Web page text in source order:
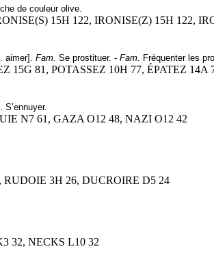
de couleur olive.
15H 122, IRONISE(Z) 15H 122,
aimer]. Fam. Se prostituer. - Fam. Fréquenter les
15G 81, POTASSEZ 10H 77, ÉPATEZ 14A
N7 61, GAZA O12 48, NAZI O12 42
RUDOIE 3H 26, DUCROIRE D5 24
32, NECKS L10 32